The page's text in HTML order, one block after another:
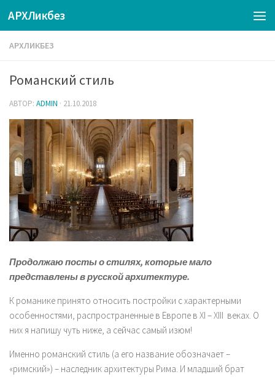
АРХЛикбез
АРХЛИКБЕЗ
Романский стиль
АВТОР: ADMIN · 21.10.2018
Продолжаю посты о стилях, которые мало
представлены в русской архитектуре.
К романике принято относить постройки с характерными
особенностями, распространенные в Европе в XI – XIII веках. О
них я напишу чуть ниже, а сейчас самый изюм!
Именно романский стиль (а его название обозначает –
«римский») – наследник архитектуры Рима. И младший брат